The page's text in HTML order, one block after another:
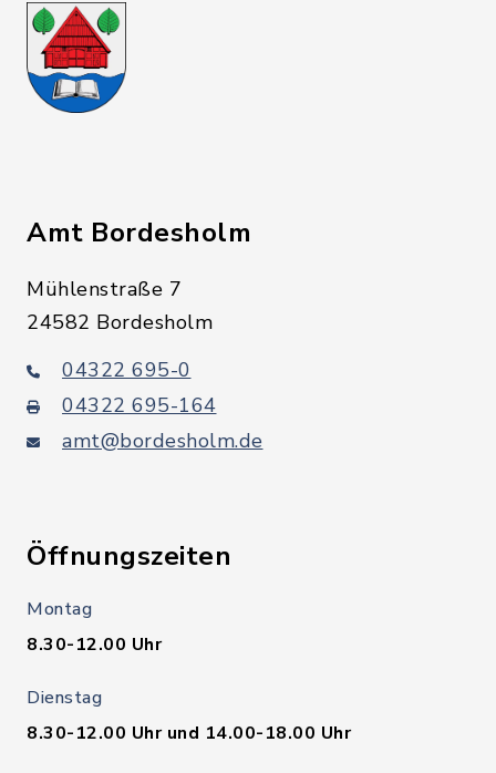
Amt Bordesholm
Mühlenstraße 7
24582 Bordesholm
04322 695-0
04322 695-164
amt@bordesholm.de
Öffnungszeiten
Montag
8.30-12.00 Uhr
Dienstag
8.30-12.00 Uhr und 14.00-18.00 Uhr